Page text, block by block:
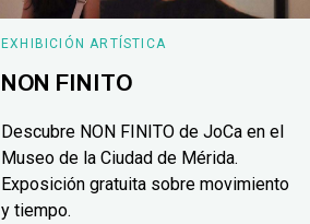
EXHIBICIÓN ARTÍSTICA
NON FINITO
Descubre NON FINITO de JoCa en el
Museo de la Ciudad de Mérida.
Exposición gratuita sobre movimiento
y tiempo.